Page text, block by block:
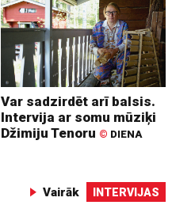
Var sadzirdēt arī balsis.
Intervija ar somu mūziķi
Džimiju Tenoru © DIENA
Vairāk INTERVIJAS